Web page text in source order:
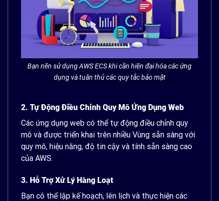
Bạn nên sử dụng AWS ECS khi cần hiện đại hóa các ứng
dụng và tuân thủ các quy tắc bảo mật
2. Tự Động Điều Chỉnh Quy Mô Ứng Dụng Web
Các ứng dụng web có thể tự động điều chỉnh quy
mô và được triển khai trên nhiều Vùng sẵn sàng với
quy mô, hiệu năng, độ tin cậy và tính sẵn sàng cao
của AWS.
3. Hỗ Trợ Xử Lý Hàng Loạt
Bạn có thể lập kế hoạch, lên lịch và thực hiện các